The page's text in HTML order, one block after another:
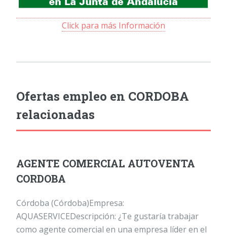
Click para más Información
Ofertas empleo en CORDOBA
relacionadas
AGENTE COMERCIAL AUTOVENTA
CORDOBA
Córdoba (Córdoba)Empresa:
AQUASERVICEDescripción: ¿Te gustaría trabajar
como agente comercial en una empresa líder en el